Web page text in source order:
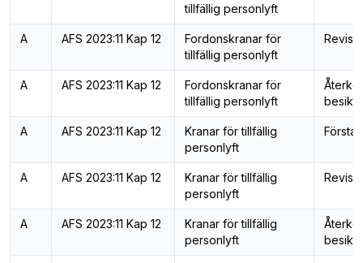
tillfällig personlyft
A AFS 2023:11 Kap 12
Fordonskranar för
tillfällig personlyft
A AFS 2023:11 Kap 12
Fordonskranar för
tillfällig personlyft
A AFS 2023:11 Kap 12
Kranar för tillfällig
personlyft
Första
A AFS 2023:11 Kap 12
Kranar för tillfällig
personlyft
A AFS 2023:11 Kap 12
Kranar för tillfällig
personlyft